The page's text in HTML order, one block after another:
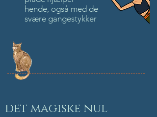
hende, også med de
svære gangestykker
det magiske nul